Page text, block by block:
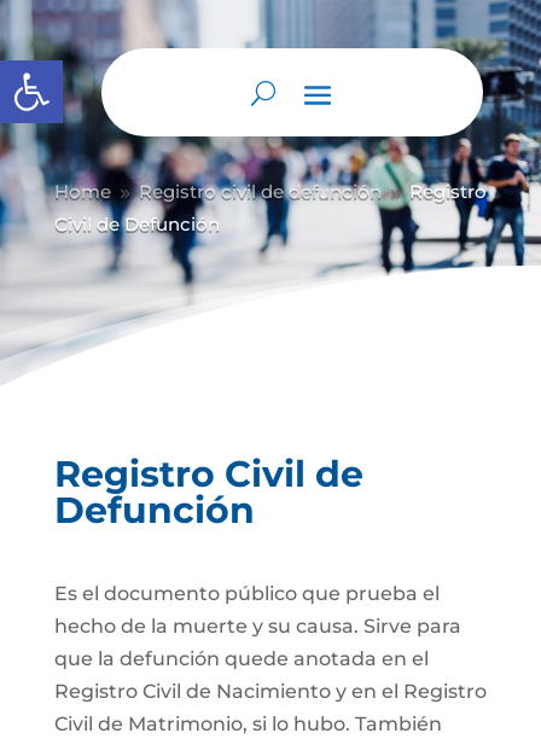
Abrir barra de herramientas
Home 9 Registro civil de defunción 9 Registro
Civil de Defunción
Registro Civil de
Defunción
Es el documento público que prueba el
hecho de la muerte y su causa. Sirve para
que la defunción quede anotada en el
Registro Civil de Nacimiento y en el Registro
Civil de Matrimonio, si lo hubo. También